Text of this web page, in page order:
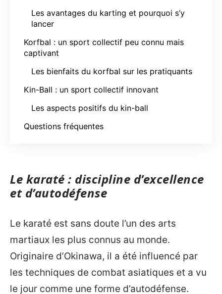
Les avantages du karting et pourquoi s’y
lancer
Korfbal : un sport collectif peu connu mais
captivant
Les bienfaits du korfbal sur les pratiquants
Kin-Ball : un sport collectif innovant
Les aspects positifs du kin-ball
Questions fréquentes
Le karaté : discipline d’excellence
et d’autodéfense
Le karaté est sans doute l’un des arts
martiaux les plus connus au monde.
Originaire d’Okinawa, il a été influencé par
les techniques de combat asiatiques et a vu
le jour comme une forme d’autodéfense.